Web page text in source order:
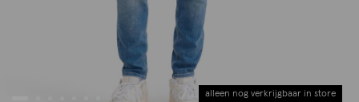
alleen nog verkrijgbaar in store